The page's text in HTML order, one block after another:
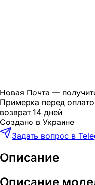
Новая Почта —
Примерка перед
возврат 14 дней
Создано в Украине
Задать вопрос в
Описание
Описание